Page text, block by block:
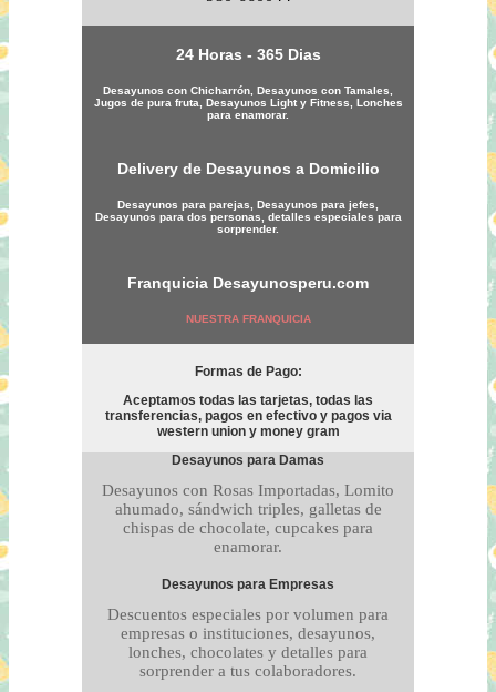
24 Horas - 365 Dias
Desayunos con Chicharrón, Desayunos con Tamales,
Jugos de pura fruta, Desayunos Light y Fitness, Lonches
para enamorar.
Delivery de Desayunos a Domicilio
Desayunos para parejas, Desayunos para jefes,
Desayunos para dos personas, detalles especiales para
sorprender.
Franquicia Desayunosperu.com
NUESTRA FRANQUICIA
Formas de Pago:
Aceptamos todas las tarjetas, todas las
transferencias, pagos en efectivo y pagos via
western union y money gram
Desayunos para Damas
Desayunos con Rosas Importadas, Lomito
ahumado, sándwich triples, galletas de
chispas de chocolate, cupcakes para
enamorar.
Desayunos para Empresas
Descuentos especiales por volumen para
empresas o instituciones, desayunos,
lonches, chocolates y detalles para
sorprender a tus colaboradores.